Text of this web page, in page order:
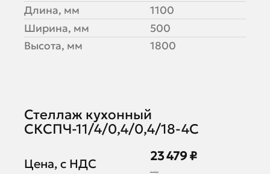
Длина, мм
1100
Ширина, мм
500
Высота, мм
1800
Стеллаж кухонный
СКСПЧ-11/4/0,4/0,4/18-4С
Цена, с НДС
23 479 ₽
28 633 ₽